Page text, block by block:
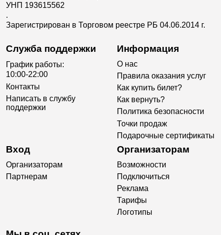
УНП 193615562
.
Зарегистрирован в Торговом реестре РБ 04.06.2014 г.
Служба поддержки
График работы:
10:00-22:00
Контакты
Написать в службу
поддержки
Информация
О нас
Правила оказания услуг
Как купить билет?
Как вернуть?
Политика безопасности
Точки продаж
Подарочные сертификаты
Вход
Организаторам
Партнерам
Организаторам
Возможности
Подключиться
Реклама
Тарифы
Логотипы